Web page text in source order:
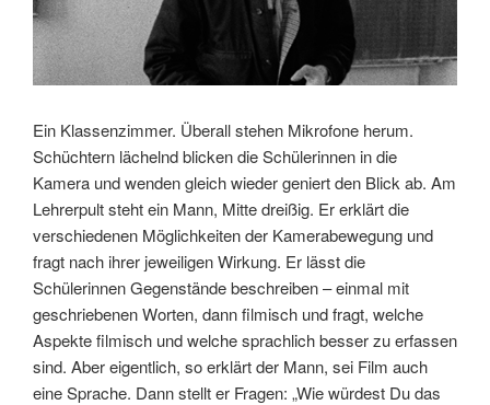
Ein Klassenzimmer. Überall stehen Mikrofone herum.
Schüchtern lächelnd blicken die Schülerinnen in die
Kamera und wenden gleich wieder geniert den Blick ab. Am
Lehrerpult steht ein Mann, Mitte dreißig. Er erklärt die
verschiedenen Möglichkeiten der Kamerabewegung und
fragt nach ihrer jeweiligen Wirkung. Er lässt die
Schülerinnen Gegenstände beschreiben – einmal mit
geschriebenen Worten, dann filmisch und fragt, welche
Aspekte filmisch und welche sprachlich besser zu erfassen
sind. Aber eigentlich, so erklärt der Mann, sei Film auch
eine Sprache. Dann stellt er Fragen: „Wie würdest Du das